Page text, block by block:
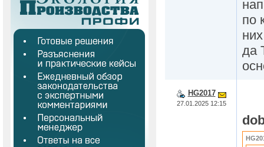
по
да
HG2017
27.01.2025 12:15